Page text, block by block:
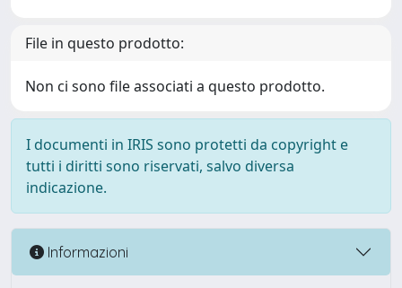
File in questo prodotto:
Non ci sono file associati a questo prodotto.
I documenti in IRIS sono protetti da copyright e
tutti i diritti sono riservati, salvo diversa
indicazione.
Informazioni